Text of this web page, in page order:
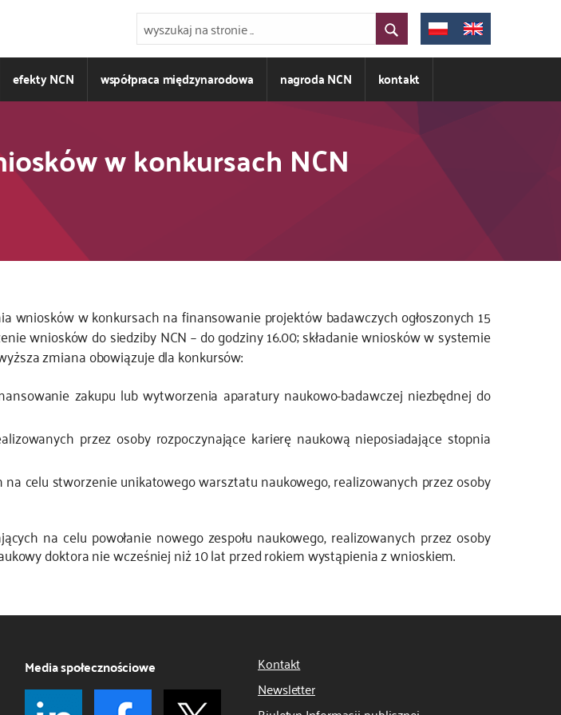
efekty NCN współpraca międzynarodowa nagroda NCN kontakt
w konkursach NCN
wniosków w konkursach na finansowanie projektów badawczych ogłoszonych 15
wniosków do siedziby NCN – do godziny 16.00; składanie wniosków w systemie
zmiana obowiązuje dla konkursów:
zakupu lub wytworzenia aparatury naukowo-badawczej niezbędnej do
przez osoby rozpoczynające karierę naukową nieposiadające stopnia
celu stworzenie unikatowego warsztatu naukowego, realizowanych przez osoby
na celu powołanie nowego zespołu naukowego, realizowanych przez osoby
doktora nie wcześniej niż 10 lat przed rokiem wystąpienia z wnioskiem.
Media społecznościowe
Kontakt
Newsletter